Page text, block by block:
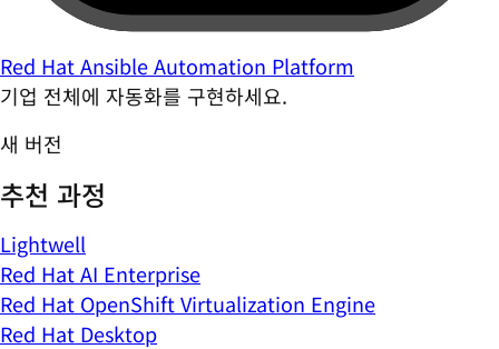
Red Hat Ansible Automation Platform
기업 전체에 자동화를 구현하세요.
새 버전
추천 과정
Lightwell
Red Hat AI Enterprise
Red Hat OpenShift Virtualization Engine
Red Hat Desktop